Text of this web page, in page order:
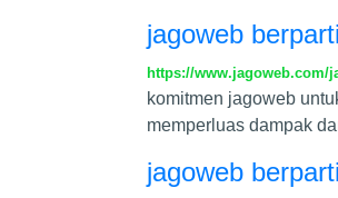
jagoweb
https://www.jagoweb.com/
komitmen jagoweb
memperluas dampak
jagoweb